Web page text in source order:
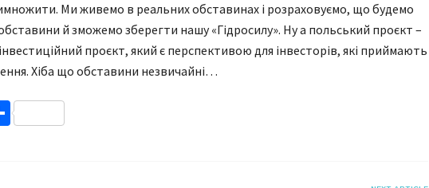
Ми живемо в реальних обставинах і розраховуємо, що будемо
обставини й зможемо зберегти нашу «Гідросилу». Ну а польський проєкт –
проєкт, який є перспективою для інвесторів, які приймають
Хіба що обставини незвичайні…
Поділитися